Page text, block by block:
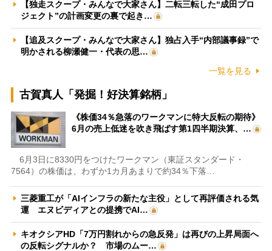
【独走スクープ・みんなで大家さん】二転三転した“成田プロ
ジェクト”の計画変更の裏で起き…
【追及スクープ・みんなで大家さん】独占入手“内部議事録”で
明かされる柳瀬健一・代表の思…
一覧を見る
古賀真人「発掘！好決算銘柄」
《株価34％急落のワークマンに特大反転の期待》
6月の売上低迷を吹き飛ばす第1四半期決算、…
6月3日に8330円をつけたワークマン（東証スタンダード・
7564）の株価は、わずか1カ月あまりで約34％下落…
三菱重工が「AIインフラの新たな主役」として再評価される気
運 エヌビディアとの提携でAI…
キオクシアHD「7万円割れからの急反発」は再びの上昇局面へ
の反転シグナルか？ 市場のムー…